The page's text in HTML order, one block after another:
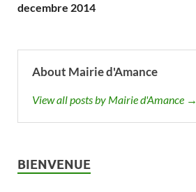
decembre 2014
About Mairie d'Amance
View all posts by Mairie d'Amance →
BIENVENUE